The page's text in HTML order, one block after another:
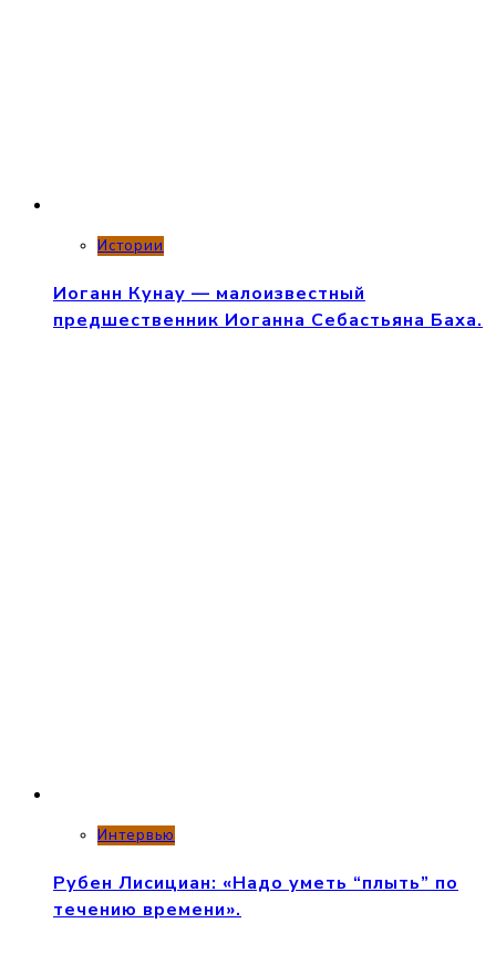
Истории
Иоганн Кунау — малоизвестный
предшественник Иоганна Себастьяна Баха.
Интервью
Рубен Лисициан: «Надо уметь “плыть” по
течению времени».